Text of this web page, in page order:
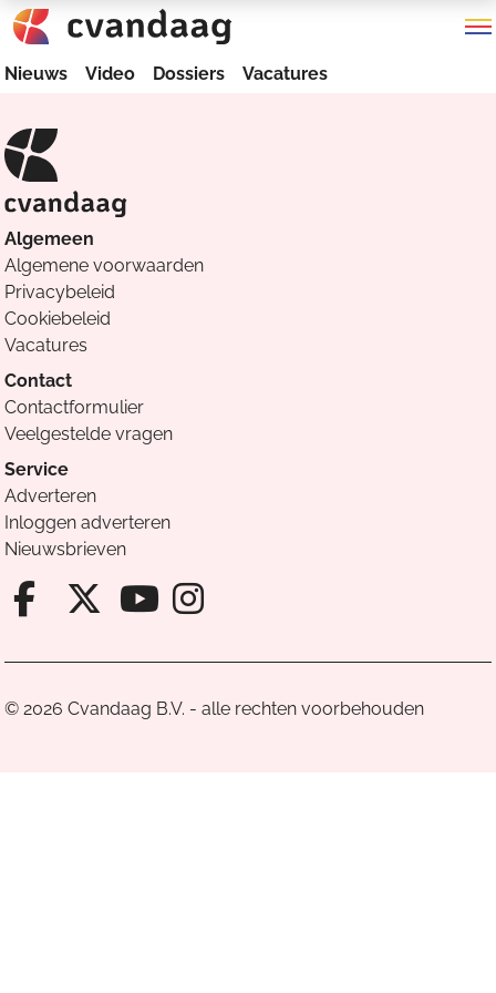
Nieuws Video Dossiers Vacatures
Algemeen
Algemene voorwaarden
Privacybeleid
Cookiebeleid
Vacatures
Contact
Contactformulier
Veelgestelde vragen
Service
Adverteren
Inloggen adverteren
Nieuwsbrieven
Facebook van Cvandaag
X van Cvandaag
Instagram van
© 2026 Cvandaag B.V. - alle rechten voorbehouden